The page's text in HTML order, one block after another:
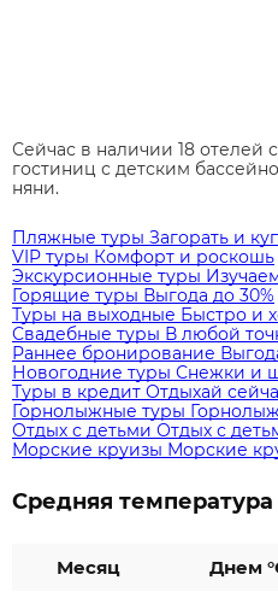
Сейчас в наличии 18 отелей
гостиниц с детским
няни.
Пляжные туры Загорать и
VIP туры Комфорт и роскошь
Экскурсионные туры
Горящие туры Выгода до 30%
Туры на выходные Быстро и
Свадебные туры В любой
Раннее бронирование
Новогодние туры Снежки и
Туры в кредит Отдыхай
Горнолыжные туры
Отдых с детьми Отдых с
Морские круизы Морские
Средняя
Месяц Днем